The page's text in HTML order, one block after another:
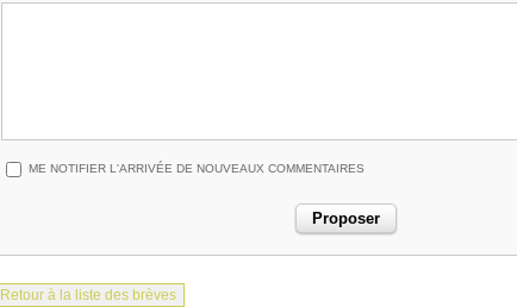
ME NOTIFIER L'ARRIVÉE DE NOUVEAUX COMMENTAIRES
Retour à la liste des brèves